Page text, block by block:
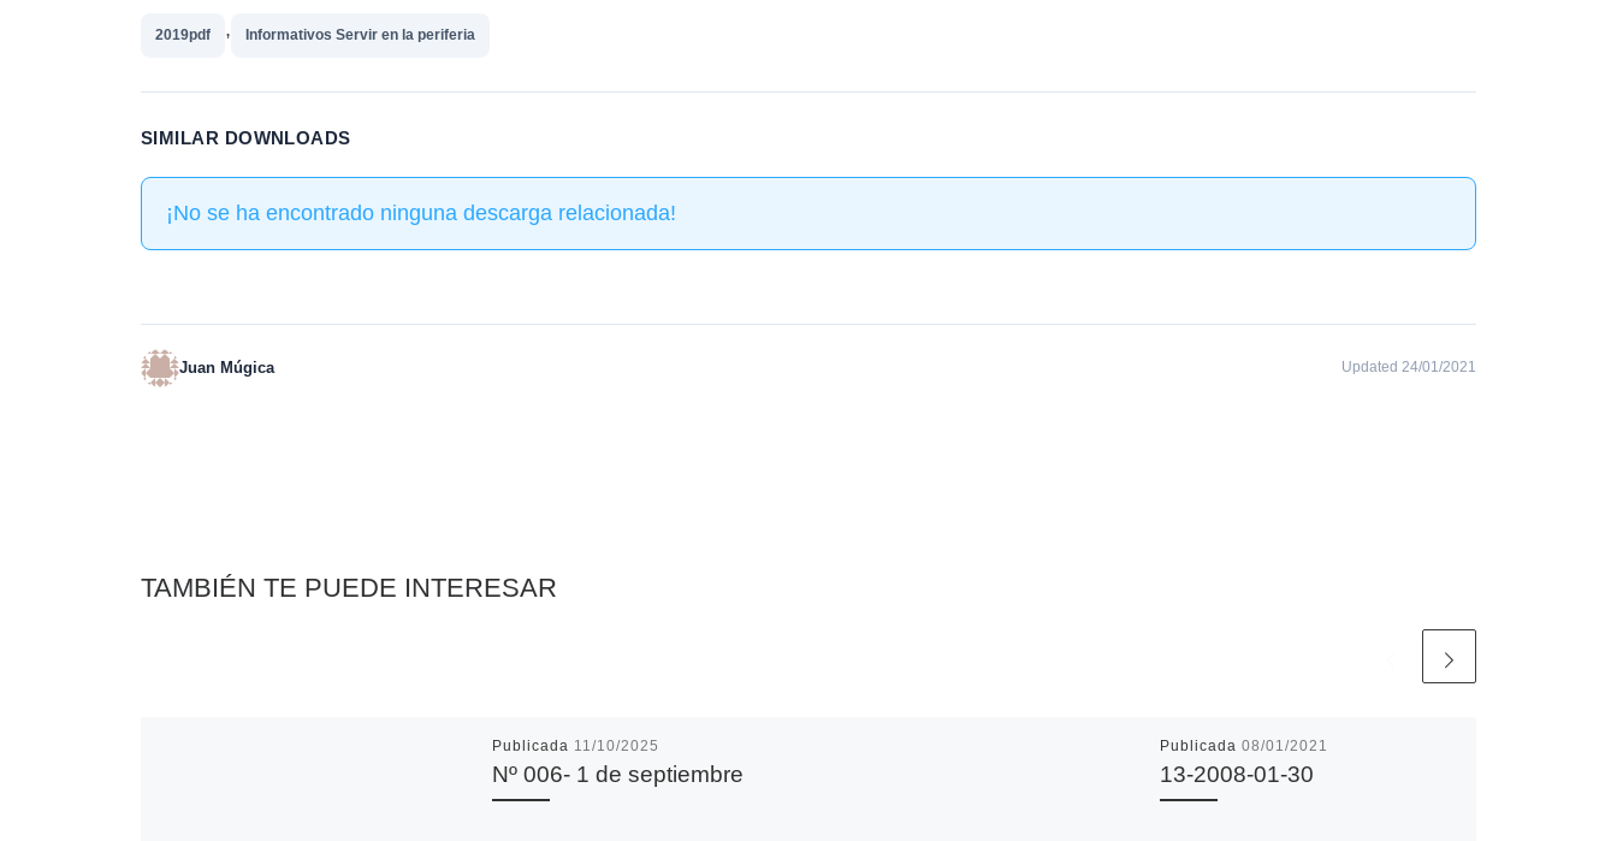
2019pdf , Informativos Servir en la periferia
SIMILAR DOWNLOADS
¡No se ha encontrado ninguna descarga relacionada!
Juan Múgica Updated 24/01/2021
TAMBIÉN TE PUEDE INTERESAR
Publicada 11/10/2025
Nº 006- 1 de septiembre
Publicada 08/01/2021
13-2008-01-30